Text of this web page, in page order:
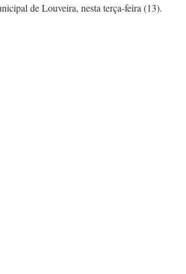
de Louveira, nesta terça-feira (13).